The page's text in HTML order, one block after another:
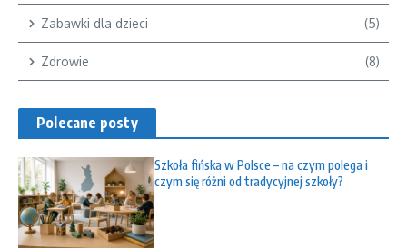
Zabawki dla dzieci (5)
Zdrowie (8)
Polecane posty
Szkoła fińska w Polsce – na czym polega i
czym się różni od tradycyjnej szkoły?